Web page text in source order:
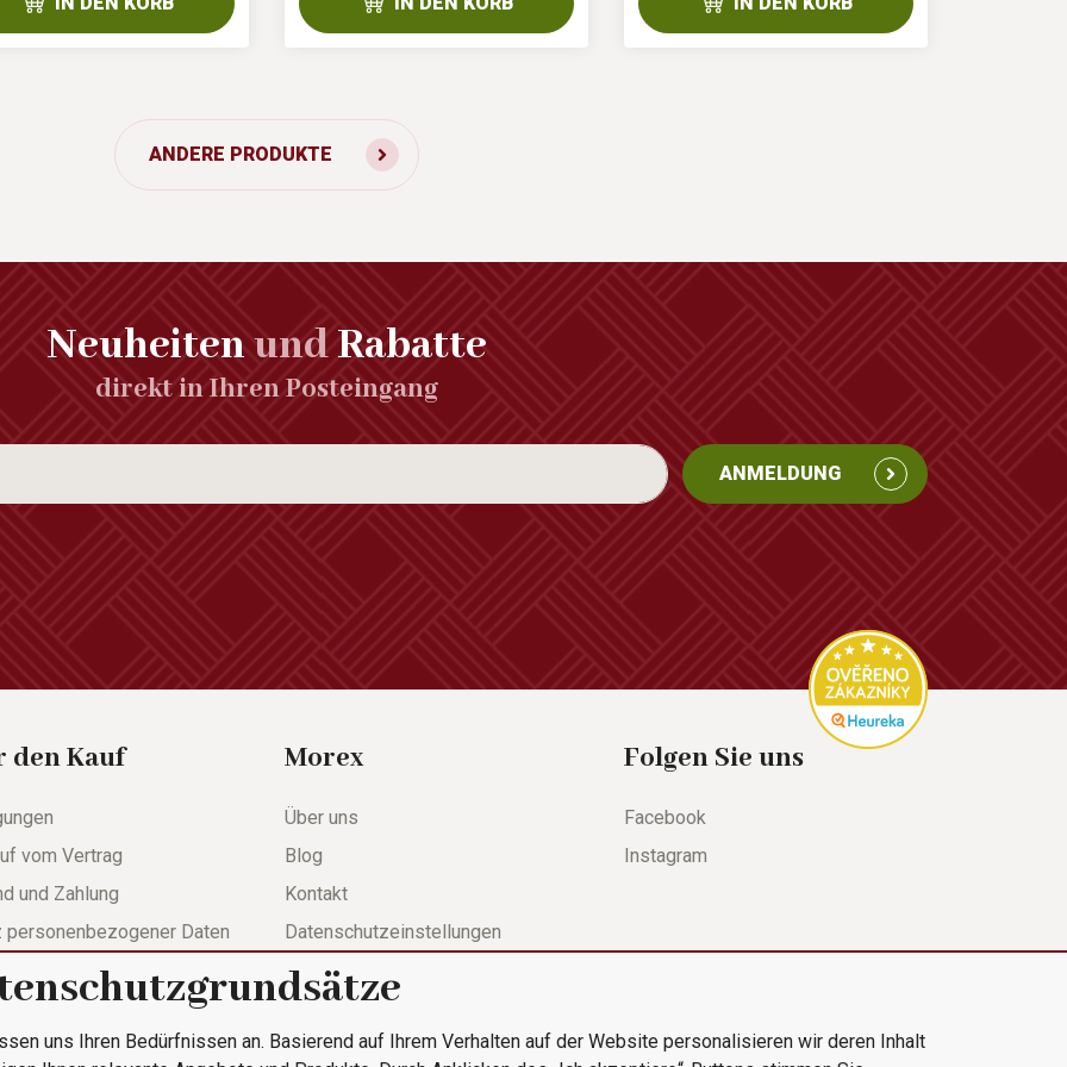
ANDERE PRODUKTE
NeuheitenundRabatte
direkt in Ihren Posteingang
ANMELDUNG
den Kauf
vom Vertrag
und Zahlung
personenbezogener Daten
Bestellung
Morex
Über uns
Blog
Kontakt
Datenschutzeinstellungen
Folgen Sie uns
Facebook
Instagram
uns Ihren Bedürfnissen an. Basierend auf Ihrem Verhalten auf der Website personalisieren wir deren Inhalt